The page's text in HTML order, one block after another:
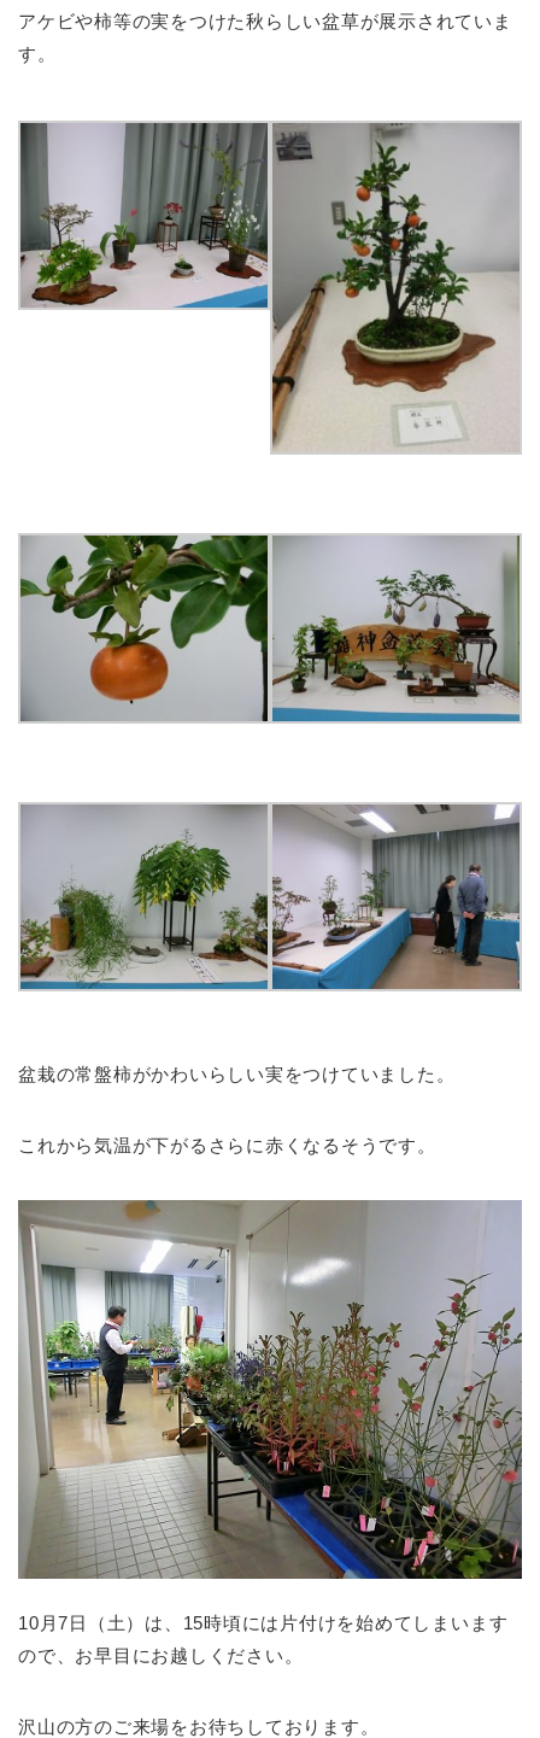
アケビや柿等の実をつけた秋らしい盆草が展示されていま
す。
盆栽の常盤柿がかわいらしい実をつけていました。
これから気温が下がるさらに赤くなるそうです。
10月7日（土）は、15時頃には片付けを始めてしまいます
ので、お早目にお越しください。
沢山の方のご来場をお待ちしております。